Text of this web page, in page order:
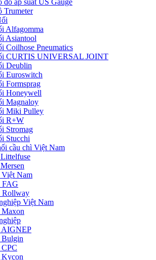
Trumeter
Alfagomma
Asiantool
Coilhose Pneumatics
CURTIS UNIVERSAL JOINT
Deublin
Euroswitch
Formsprag
Honeywell
Magnaloy
Miki Pulley
R+W
Stromag
Stucchi
cầu chì Việt Nam
Nam
FAG
Rollway
Việt Nam